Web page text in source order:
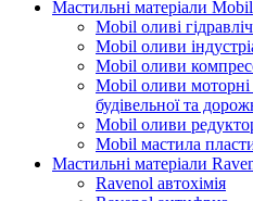
Мастильні матеріали Mobil
Mobil оливі
Mobil оливи
Mobil оливи
Mobil оливи моторні
будівельної та
Mobil оливи
Mobil мастила
Мастильні матеріали
Ravenol автохімія